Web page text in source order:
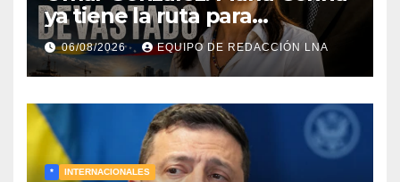
ya tiene la ruta para
reconstruir Venezuela
06/08/2026 EQUIPO DE REDACCIÓN LNA
* INTERNACIONALES